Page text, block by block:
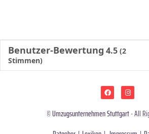
Benutzer-Bewertung 4.5 (2
Stimmen)
©Umzugsunternehmen Stuttgart- All